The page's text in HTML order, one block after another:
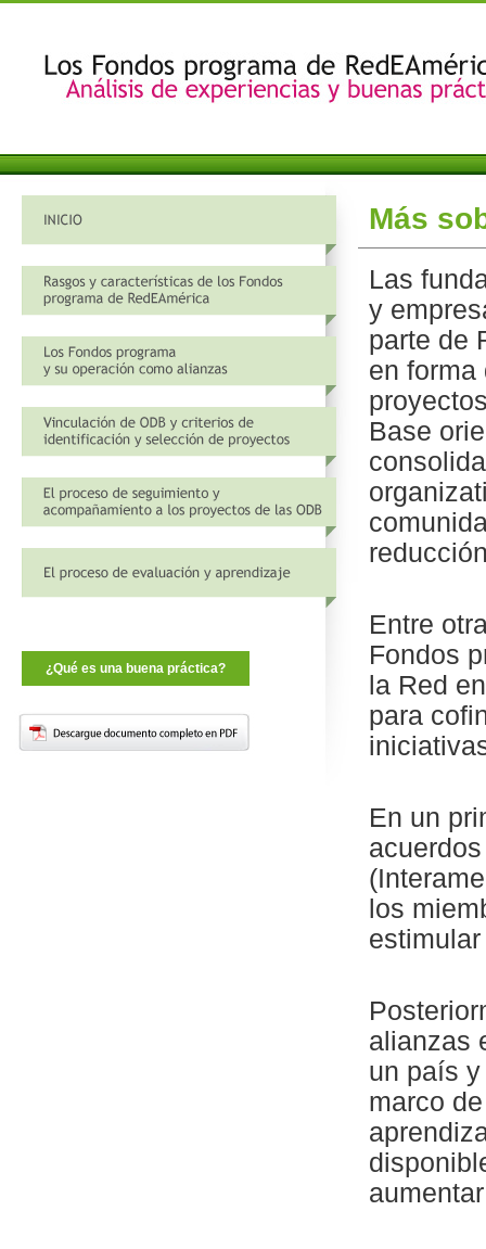
¿Qué es una buena práctica?
Más
Las
y
parte de
en forma
Base
Entre
Fondos
la Red
para
En un
los
alianzas
un país
marco